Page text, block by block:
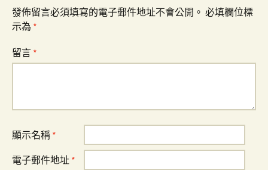
發佈留言必須填寫的電子郵件地址不會公開。 必填欄位標
示為 *
留言 *
顯示名稱 *
電子郵件地址 *